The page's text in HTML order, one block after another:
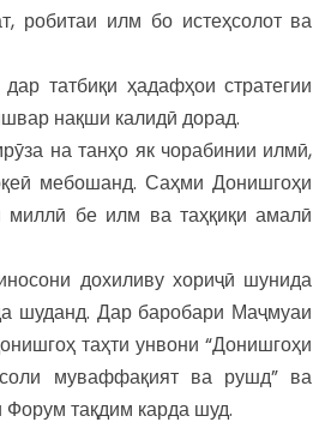
робитаи илм бо истеҳсолот ва
татбиқи ҳадафҳои стратегии
нақши калидӣ дорад.
на танҳо як чорабинии илмӣ,
мебошанд. Саҳми Донишгоҳи
миллӣ бе илм ва таҳқиқи амалӣ
дохиливу хориҷӣ шунида
шуданд. Дар баробари Маҷмуаи
таҳти унвони “Донишгоҳи
муваффақият ва рушд” ва
тақдим карда шуд.